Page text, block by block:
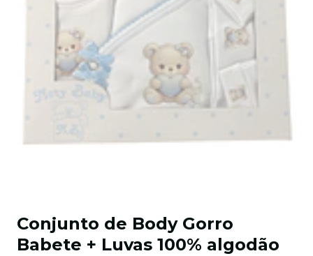
Conjunto de Body Gorro
Babete + Luvas 100% algodão